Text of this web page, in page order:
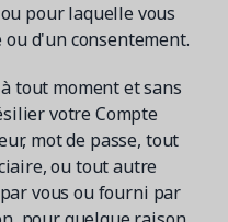
pour laquelle vous
d'un consentement.
tout moment et sans
votre Compte
mot de passe, tout
ou tout autre
vous ou fourni par